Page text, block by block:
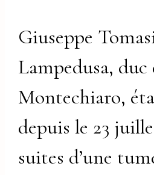
Giuseppe
Lampedusa,
Montechiaro,
depuis le 23
suites d’une